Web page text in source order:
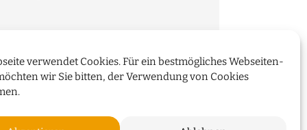
verwendet Cookies. Für ein bestmögliches Webseiten-
wir Sie bitten, der Verwendung von Cookies
WEITERLESEN